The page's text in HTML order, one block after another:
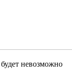
невозможно